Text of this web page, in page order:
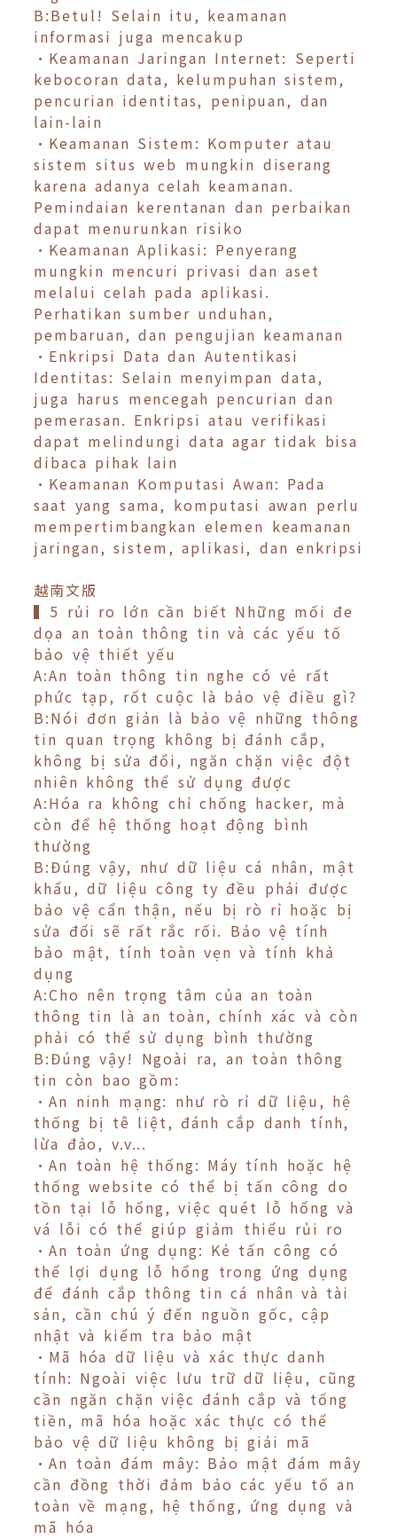
B:Betul! Selain itu, keamanan
informasi juga mencakup
•Keamanan Jaringan Internet: Seperti
kebocoran data, kelumpuhan sistem,
pencurian identitas, penipuan, dan
lain-lain
•Keamanan Sistem: Komputer atau
sistem situs web mungkin diserang
karena adanya celah keamanan.
Pemindaian kerentanan dan perbaikan
dapat menurunkan risiko
•Keamanan Aplikasi: Penyerang
mungkin mencuri privasi dan aset
melalui celah pada aplikasi.
Perhatikan sumber unduhan,
pembaruan, dan pengujian keamanan
•Enkripsi Data dan Autentikasi
Identitas: Selain menyimpan data,
juga harus mencegah pencurian dan
pemerasan. Enkripsi atau verifikasi
dapat melindungi data agar tidak bisa
dibaca pihak lain
•Keamanan Komputasi Awan: Pada
saat yang sama, komputasi awan perlu
mempertimbangkan elemen keamanan
jaringan, sistem, aplikasi, dan enkripsi
越南文版
▍5 rủi ro lớn cần biết Những mối đe
dọa an toàn thông tin và các yếu tố
bảo vệ thiết yếu
A:An toàn thông tin nghe có vẻ rất
phức tạp, rốt cuộc là bảo vệ điều gì?
B:Nói đơn giản là bảo vệ những thông
tin quan trọng không bị đánh cắp,
không bị sửa đổi, ngăn chặn việc đột
nhiên không thể sử dụng được
A:Hóa ra không chỉ chống hacker, mà
còn để hệ thống hoạt động bình
thường
B:Đúng vậy, như dữ liệu cá nhân, mật
khẩu, dữ liệu công ty đều phải được
bảo vệ cẩn thận, nếu bị rò rỉ hoặc bị
sửa đổi sẽ rất rắc rối. Bảo vệ tính
bảo mật, tính toàn vẹn và tính khả
dụng
A:Cho nên trọng tâm của an toàn
thông tin là an toàn, chính xác và còn
phải có thể sử dụng bình thường
B:Đúng vậy! Ngoài ra, an toàn thông
tin còn bao gồm:
•An ninh mạng: như rò rỉ dữ liệu, hệ
thống bị tê liệt, đánh cắp danh tính,
lừa đảo, v.v...
•An toàn hệ thống: Máy tính hoặc hệ
thống website có thể bị tấn công do
tồn tại lỗ hổng, việc quét lỗ hổng và
vá lỗi có thể giúp giảm thiểu rủi ro
•An toàn ứng dụng: Kẻ tấn công có
thể lợi dụng lỗ hổng trong ứng dụng
để đánh cắp thông tin cá nhân và tài
sản, cần chú ý đến nguồn gốc, cập
nhật và kiểm tra bảo mật
•Mã hóa dữ liệu và xác thực danh
tính: Ngoài việc lưu trữ dữ liệu, cũng
cần ngăn chặn việc đánh cắp và tống
tiền, mã hóa hoặc xác thực có thể
bảo vệ dữ liệu không bị giải mã
•An toàn đám mây: Bảo mật đám mây
cần đồng thời đảm bảo các yếu tố an
toàn về mạng, hệ thống, ứng dụng và
mã hóa